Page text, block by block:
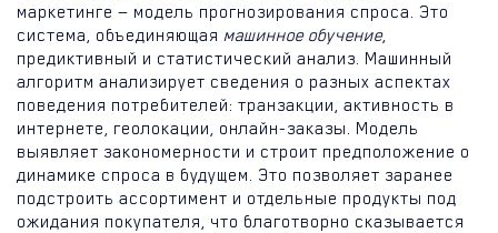
маркетинге — модель прогнозирования спроса. Это
система, объединяющая машинное обучение,
предиктивный и статистический анализ. Машинный
алгоритм анализирует сведения о разных аспектах
поведения потребителей: транзакции, активность в
интернете, геолокации, онлайн-заказы. Модель
выявляет закономерности и строит предположение о
динамике спроса в будущем. Это позволяет заранее
подстроить ассортимент и отдельные продукты под
ожидания покупателя, что благотворно сказывается